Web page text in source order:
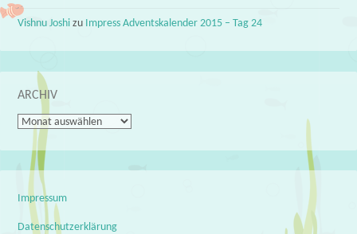
Vishnu Joshi zu Impress Adventskalender 2015 – Tag 24
ARCHIV
Archiv
Impressum
Datenschutzerklärung